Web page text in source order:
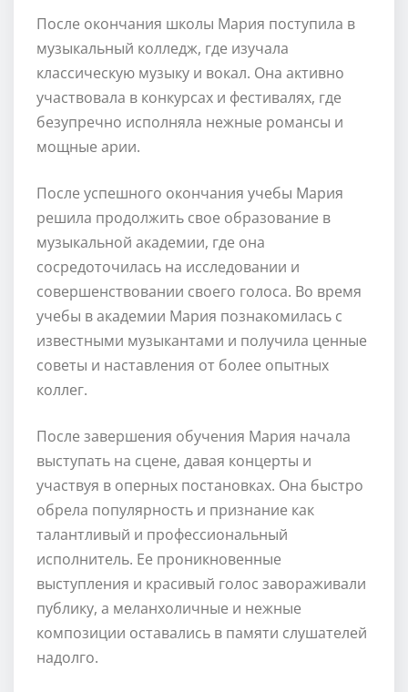
После окончания школы Мария поступила в
музыкальный колледж, где изучала
классическую музыку и вокал. Она активно
участвовала в конкурсах и фестивалях, где
безупречно исполняла нежные романсы и
мощные арии.
После успешного окончания учебы Мария
решила продолжить свое образование в
музыкальной академии, где она
сосредоточилась на исследовании и
совершенствовании своего голоса. Во время
учебы в академии Мария познакомилась с
известными музыкантами и получила ценные
советы и наставления от более опытных
коллег.
После завершения обучения Мария начала
выступать на сцене, давая концерты и
участвуя в оперных постановках. Она быстро
обрела популярность и признание как
талантливый и профессиональный
исполнитель. Ее проникновенные
выступления и красивый голос завораживали
публику, а меланхоличные и нежные
композиции оставались в памяти слушателей
надолго.